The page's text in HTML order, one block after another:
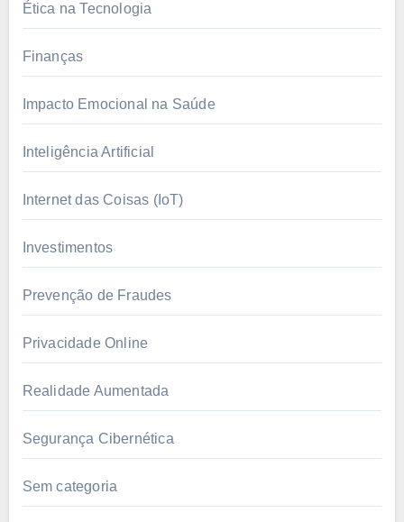
Ética na Tecnologia
Finanças
Impacto Emocional na Saúde
Inteligência Artificial
Internet das Coisas (IoT)
Investimentos
Prevenção de Fraudes
Privacidade Online
Realidade Aumentada
Segurança Cibernética
Sem categoria